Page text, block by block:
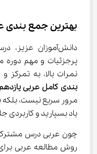
بهترین جمع بندی
دانش‌آموزان
پرجزئیات و مهم
نمرات بالا، به تمرکز
بندی کامل عربی
یاد بسپارید و کاربردی
چون عربی درس مشترک